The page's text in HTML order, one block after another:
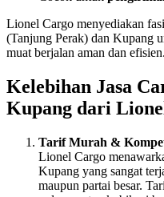
Lionel Cargo menyediakan
(Tanjung Perak) dan Kupang
muat berjalan aman dan efisien.
Kelebihan Jasa
Kupang dari
Tarif Murah &
Lionel Cargo
Kupang yang sangat
maupun partai besar.